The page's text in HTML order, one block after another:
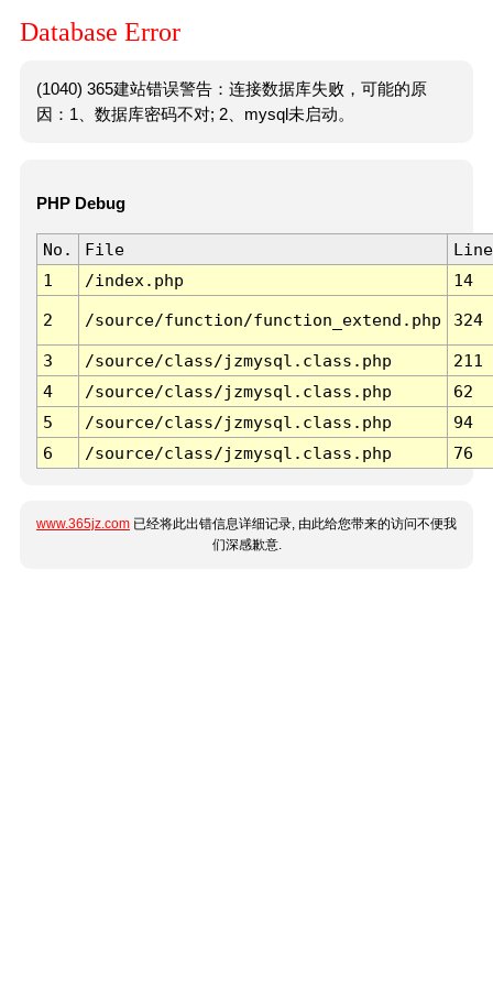
Database Error
(1040) 365建站错误警告：连接数据库失败，可能的原
因：1、数据库密码不对; 2、mysql未启动。
PHP Debug
No. File
Line
1
/index.php 14
2 /source/function/function_extend.php 324
3 /source/class/jzmysql.class.php
211
4
/source/class/jzmysql.class.php
62
5
/source/class/jzmysql.class.php
94
6
/source/class/jzmysql.class.php 76
www.365jz.com 已经将此出错信息详细记录, 由此给您带来的访问不便我
们深感歉意.